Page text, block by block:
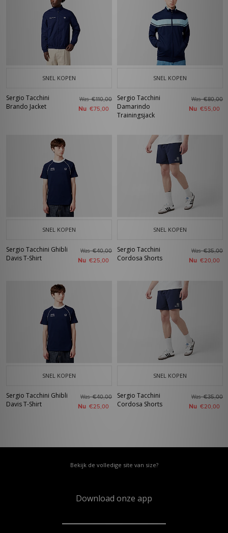
SNEL KOPEN
Sergio Tacchini
Brando Jacket
Was€110,00
Nu €75,00
SNEL KOPEN
Sergio Tacchini
Damarindo
Trainingsjack
Was€80,00
Nu €55,00
SNEL KOPEN
Sergio Tacchini Ghibli
Davis T-Shirt
Was€40,00
Nu €25,00
SNEL KOPEN
Sergio Tacchini
Cordosa Shorts
Was€35,00
Nu €20,00
SNEL KOPEN
Sergio Tacchini Ghibli
Davis T-Shirt
Was€40,00
Nu €25,00
SNEL KOPEN
Sergio Tacchini
Cordosa Shorts
Was€35,00
Nu €20,00
Bekijk de volledige site van size?
Download onze app